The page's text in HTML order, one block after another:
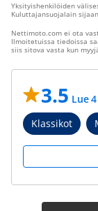
Yksityishenkilöiden
Kuluttajansuojalain
Nettimoto.com ei ota
Ilmoitetuissa tiedoissa
siis sitova vasta kun
3.5 Lue
Klassikot